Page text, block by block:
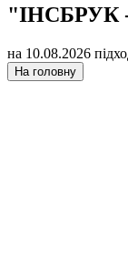
на 10.08.2026
На головну